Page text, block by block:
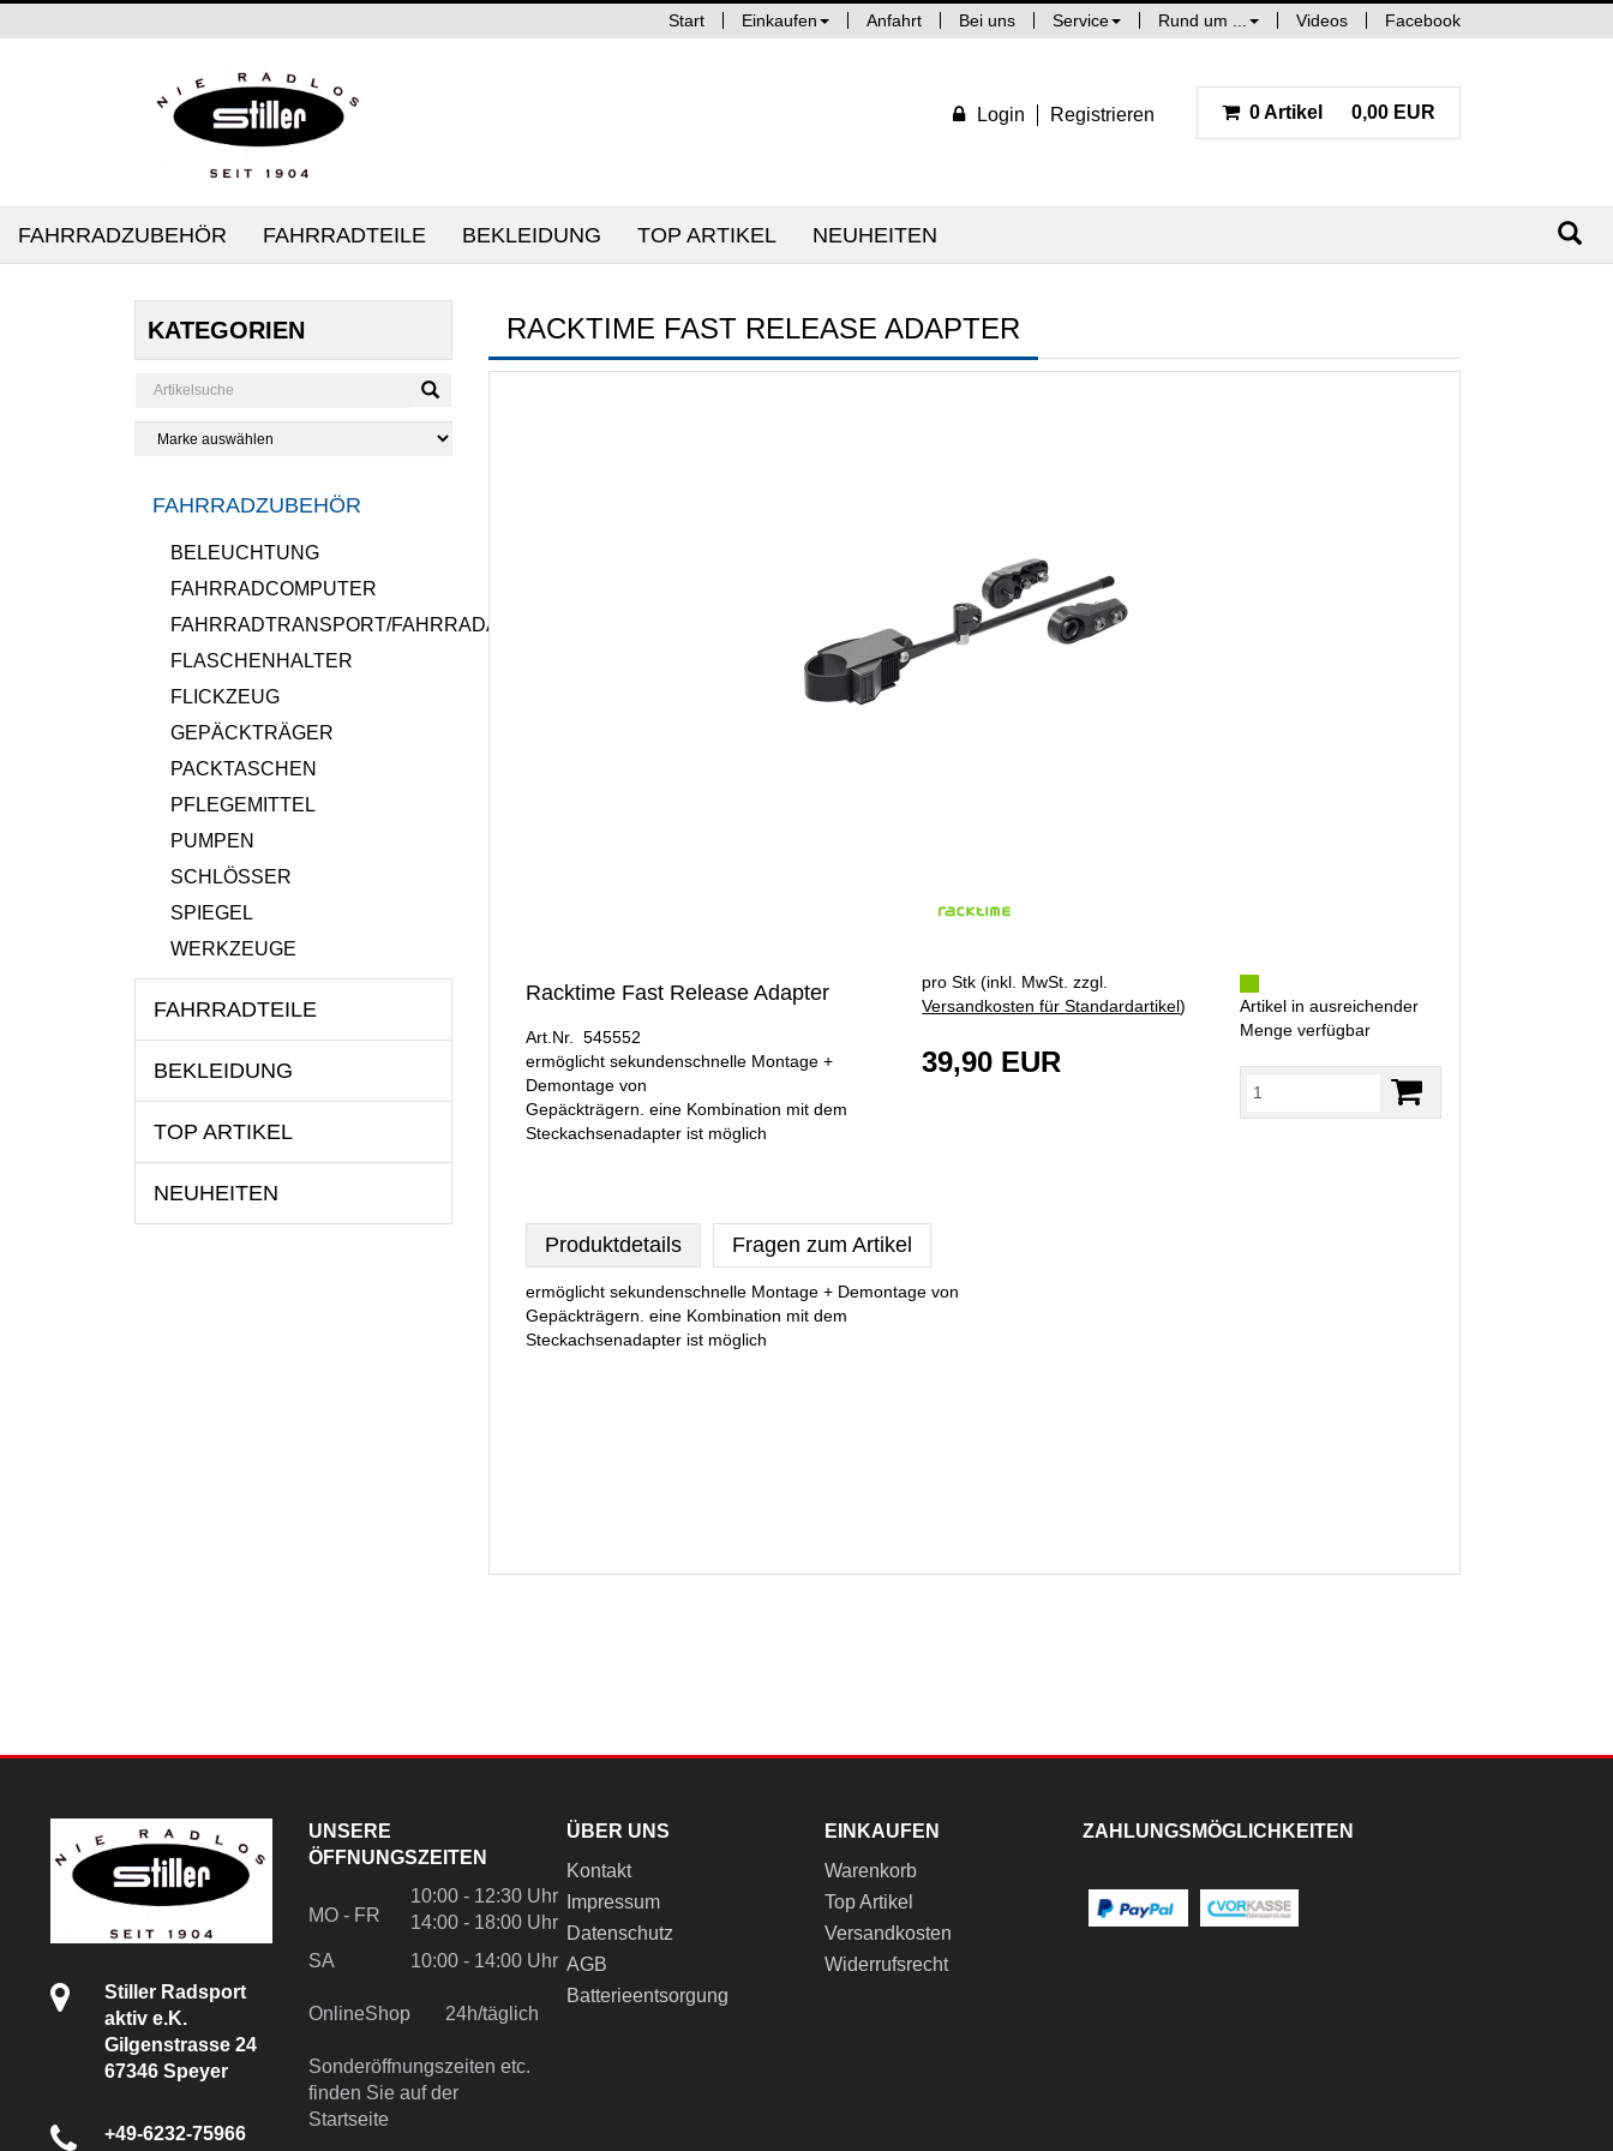
Start Einkaufen Anfahrt Bei uns Service Rund um ... Videos Facebook
Login Registrieren 0 Artikel 0,00 EUR
FAHRRADZUBEHÖR FAHRRADTEILE BEKLEIDUNG TOP ARTIKEL NEUHEITEN
KATEGORIEN
FAHRRADZUBEHÖR
BELEUCHTUNG
FAHRRADCOMPUTER
FAHRRADTRANSPORT/FAHRRADANHÄNGER
FLASCHENHALTER
FLICKZEUG
GEPÄCKTRÄGER
PACKTASCHEN
PFLEGEMITTEL
PUMPEN
SCHLÖSSER
SPIEGEL
WERKZEUGE
FAHRRADTEILE
BEKLEIDUNG
TOP ARTIKEL
NEUHEITEN
RACKTIME FAST RELEASE ADAPTER
Racktime Fast Release Adapter
Art.Nr. 545552
ermöglicht sekundenschnelle Montage +
Demontage von
Gepäckträgern. eine Kombination mit dem
Steckachsenadapter ist möglich
pro Stk (inkl. MwSt. zzgl.
Versandkosten für Standardartikel)
39,90 EUR
Artikel in ausreichender
Menge verfügbar
Produktdetails Fragen zum Artikel
ermöglicht sekundenschnelle Montage + Demontage von
Gepäckträgern. eine Kombination mit dem
Steckachsenadapter ist möglich
Stiller Radsport
aktiv e.K.
Gilgenstrasse 24
67346 Speyer
+49-6232-75966
UNSERE
ÖFFNUNGSZEITEN
MO - FR
10:00 - 12:30 Uhr
14:00 - 18:00 Uhr
SA
10:00 - 14:00 Uhr
OnlineShop 24h/täglich
Sonderöffnungszeiten etc.
finden Sie auf der
Startseite
ÜBER UNS
Kontakt
Impressum
Datenschutz
AGB
Batterieentsorgung
EINKAUFEN
Warenkorb
Top Artikel
Versandkosten
Widerrufsrecht
ZAHLUNGSMÖGLICHKEITEN